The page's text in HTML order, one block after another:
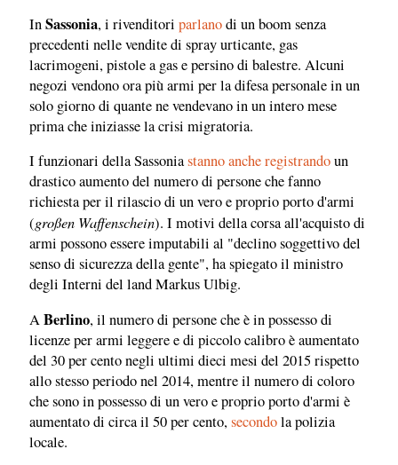
InSassonia, i rivenditori parlanodi un boom senza
precedenti nelle vendite di spray urticante, gas
lacrimogeni, pistole a gas e persino di balestre. Alcuni
negozi vendono ora più armi per la difesa personale in un
solo giorno di quante ne vendevano in un intero mese
prima che iniziasse la crisi migratoria.
I funzionari della Sassoniastanno anche registrandoun
drastico aumento del numero di persone che fanno
richiesta per il rilascio di un vero e proprio porto d'armi
(großen Waffenschein). I motivi della corsa all'acquisto di
armi possono essere imputabili al "declino soggettivo del
senso di sicurezza della gente", ha spiegato il ministro
degli Interni del land Markus Ulbig.
ABerlino, il numero di persone che è in possesso di
licenze per armi leggere e di piccolo calibro è aumentato
del 30 per cento negli ultimi dieci mesi del 2015 rispetto
allo stesso periodo nel 2014, mentre il numero di coloro
che sono in possesso di un vero e proprio porto d'armi è
aumentato di circa il 50 per cento,secondola polizia
locale.